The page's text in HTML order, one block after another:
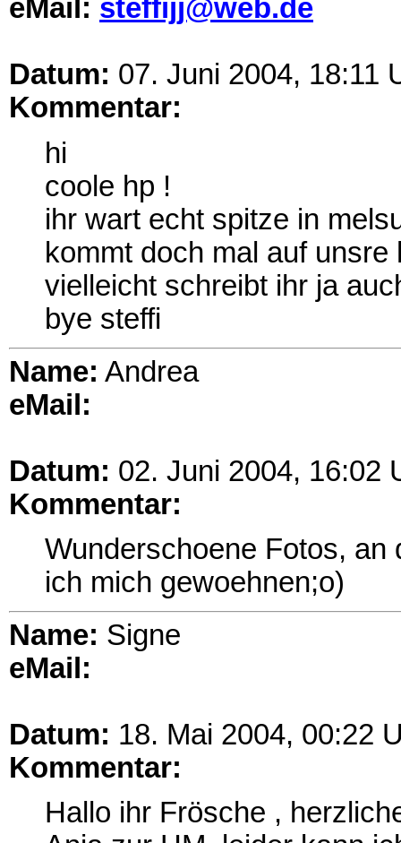
eMail: steffijj@web.de
Datum: 07. Juni 2004, 18:11
Kommentar:
hi
coole hp !
ihr wart echt spitze in
kommt doch mal auf
vielleicht schreibt ihr ja
bye steffi
Name: Andrea
eMail:
Datum: 02. Juni 2004, 16:02
Kommentar:
Wunderschoene Fotos, an
ich mich gewoehnen;o)
Name: Signe
eMail:
Datum: 18. Mai 2004, 00:22
Kommentar:
Hallo ihr Frösche ,